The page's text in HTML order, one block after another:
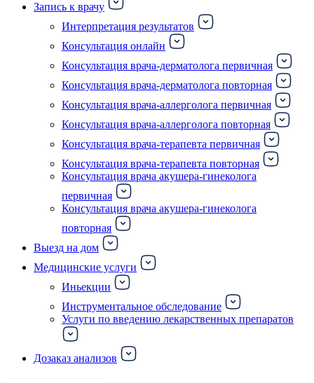
Запись к врачу
Интерпретация результатов
Консультация онлайн
Консультация врача-дерматолога первичная
Консультация врача-дерматолога повторная
Консультация врача-аллерголога первичная
Консультация врача-аллерголога повторная
Консультация врача-терапевта первичная
Консультация врача-терапевта повторная
Консультация врача акушера-гинеколога
первичная
Консультация врача акушера-гинеколога
повторная
Выезд на дом
Медицинские услуги
Иньекции
Инструментальное обследование
Услуги по введению лекарственных препаратов
Дозаказ анализов